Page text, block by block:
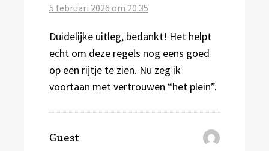
5 februari 2026 om 20:35
Duidelijke uitleg, bedankt! Het helpt
echt om deze regels nog eens goed
op een rijtje te zien. Nu zeg ik
voortaan met vertrouwen “het plein”.
Guest